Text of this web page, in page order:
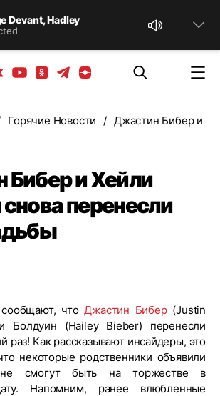
Devant, Hadley
YoutubeОдноклассники
ТелеграмЯндекс дзен
Горячие Новости Джастин Бибер и
и Хейли
перенесли
чтоДжастин Бибер(Justin
Болдуин (Hailey Bieber) перенесли
раз! Как рассказывают инсайдеры, это
некоторые родственники объявили
смогут быть на торжестве в
Напомним, ранее влюбленные